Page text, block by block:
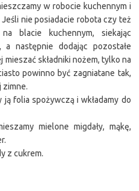
w robocie kuchennym i
nie posiadacie robota czy też
blacie kuchennym, siekając
następnie dodając pozostałe
mieszać składniki nożem, tylko na
powinno być zagniatane tak,
zimne.
folia spożywczą i wkładamy do
mielone migdały, mąkę,
z cukrem.